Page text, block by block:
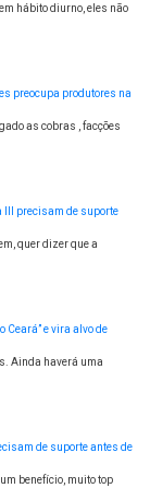
hábito diurno, eles não
preocupa produtores na
as cobras , facções
precisam de suporte
quer dizer que a
Ceará” e vira alvo de
Ainda haverá uma
de suporte antes de
benefício, muito top